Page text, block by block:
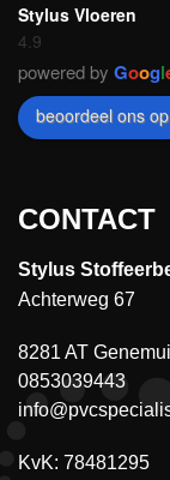
Stylus Vloeren
4.9
powered by Googl
beoordeel ons op
CONTACT
Stylus
Achterweg 67
8281 AT
0853039443
KvK: 78481295